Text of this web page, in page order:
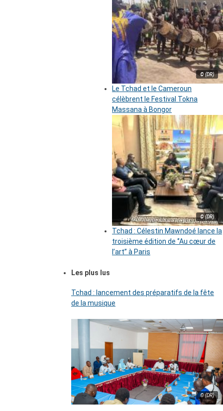
© (DR)
Le Tchad et le Cameroun
célèbrent le Festival Tokna
Massana à Bongor
© (DR)
Tchad : Célestin Mawndoé lance la
troisième édition de ‘’Au cœur de
l’art’’ à Paris
Les plus lus
Tchad : lancement des préparatifs de la fête
de la musique
© (DR)